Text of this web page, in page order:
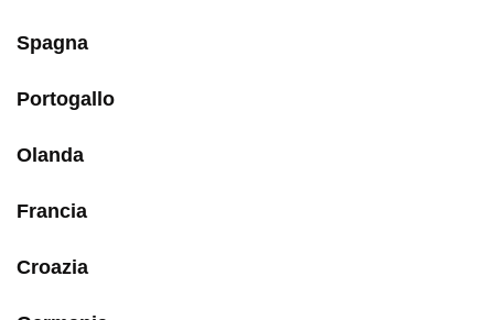
Spagna
Portogallo
Olanda
Francia
Croazia